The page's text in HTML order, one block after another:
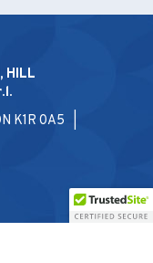
HILL
K1R 0A5 |